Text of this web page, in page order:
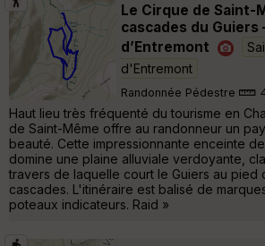
Le Cirque de Saint-
cascades du Guiers
d’Entremont
d'Entremont
Randonnée Pédestre
Haut lieu très fréquenté du tourisme en
de Saint-Même offre au randonneur un
beauté. Cette impressionnante enceinte
domine une plaine alluviale verdoyante,
travers de laquelle court le Guiers au pied
cascades. L'itinéraire est balisé de
poteaux indicateurs. Raid »